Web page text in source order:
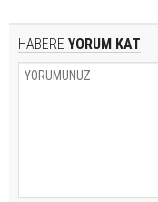
HABERE YORUM KAT